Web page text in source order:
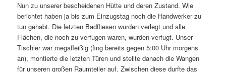
Nun zu unserer bescheidenen Hütte und deren Zustand. Wie
berichtet haben ja bis zum Einzugstag noch die Handwerker zu
tun gehabt. Die letzten Badfliesen wurden verlegt und alle
Flächen, die noch zu verfugen waren, wurden verfugt. Unser
Tischler war megafleißig (fing bereits gegen 5:00 Uhr morgens
an), montierte die letzten Türen und stellte danach die Wangen
für unseren großen Raumteiler auf. Zwischen diese durfte das